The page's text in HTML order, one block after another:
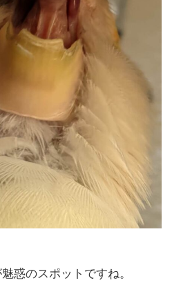
惑のスポットですね。